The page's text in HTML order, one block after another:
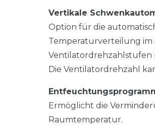
Vertikale
Option für die
Temperaturverteilung im
Ventilatordrehzahlstufen
Die Ventilatordrehzahl
Ermöglicht die
Raumtemperatur.